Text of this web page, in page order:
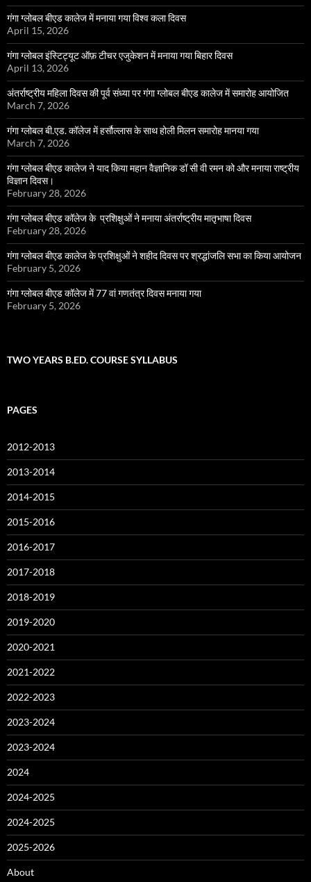
गंगा ग्लोबल बीएड कालेज में मनाया गया विश्व कला दिवस
April 15, 2026
गंगा ग्लोबल इंस्टिट्यूट ऑफ़ टीचर एजुकेशन में मनाया गया बिहार दिवस
April 13, 2026
अंतर्राष्ट्रीय महिला दिवस की पूर्व संध्या पर गंगा ग्लोबल बीएड कालेज में समारोह आयोजित
March 7, 2026
गंगा ग्लोबल बी.एड. कॉलेज में हर्सौल्लास के साथ होली मिलन समारोह मानया गया
March 7, 2026
गंगा ग्लोबल बीएड कालेज ने याद किया महान वैज्ञानिक डॉ सी वी रमन को और मनाया राष्ट्रीय
विज्ञान दिवस।
February 28, 2026
गंगा ग्लोबल बीएड कॉलेज के प्रशिक्षुओं ने मनाया अंतर्राष्ट्रीय मातृभाषा दिवस
February 28, 2026
गंगा ग्लोबल बीएड कालेज के प्रशिक्षुओं ने शहीद दिवस पर श्रद्धांजलि सभा का किया आयोजन
February 5, 2026
गंगा ग्लोबल बीएड कॉलेज में 77 वां गणतंत्र दिवस मनाया गया
February 5, 2026
TWO YEARS B.ED. COURSE SYLLABUS
PAGES
2012-2013
2013-2014
2014-2015
2015-2016
2016-2017
2017-2018
2018-2019
2019-2020
2020-2021
2021-2022
2022-2023
2023-2024
2023-2024
2024
2024-2025
2024-2025
2025-2026
About